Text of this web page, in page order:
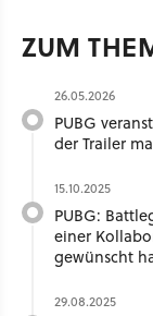
ZUM
26.05.2026
PUBG
der Trailer
15.10.2025
PUBG:
einer
gewünscht
29.08.2025